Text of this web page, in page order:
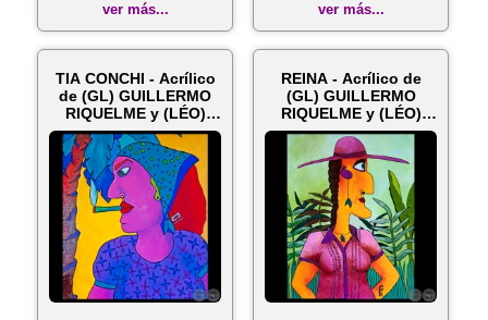
ver más... ver más...
TIA CONCHI - Acrílico
de (GL) GUILLERMO
RIQUELME y (LÉO)
ELÉONORE...
REINA - Acrílico de
(GL) GUILLERMO
RIQUELME y (LÉO)
ELÉONORE GUIL...